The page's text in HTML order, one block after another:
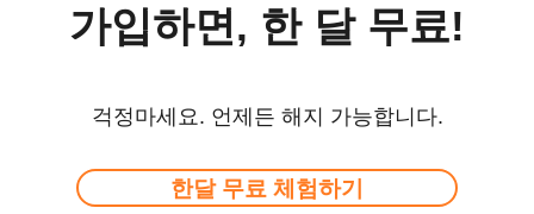
가입하면, 한 달 무료!
걱정마세요. 언제든 해지 가능합니다.
한달 무료 체험하기